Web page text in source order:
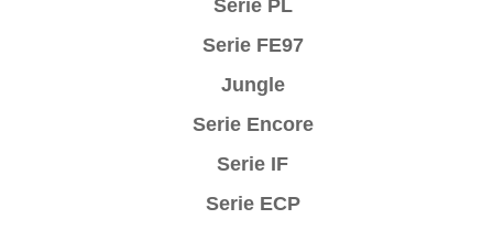
Serie PL
Serie FE97
Jungle
Serie Encore
Serie IF
Serie ECP